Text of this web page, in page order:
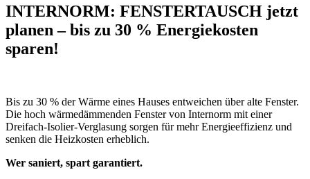
INTERNORM: FENSTERTAUSCH jetzt
planen –bis zu 30 % Energiekosten
sparen!
Bis zu 30 % der Wärme eines Hauses entweichen über alte Fenster.
Die hoch wärmedämmenden Fenster von Internorm mit einer
Dreifach-Isolier-Verglasung sorgen für mehr Energieeffizienz und
senken die Heizkosten erheblich.
Wer saniert, spart garantiert.